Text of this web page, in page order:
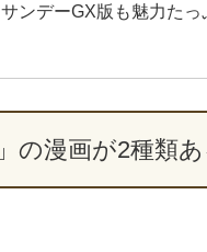
ンデーGX版も魅力たっ
の漫画が2種類